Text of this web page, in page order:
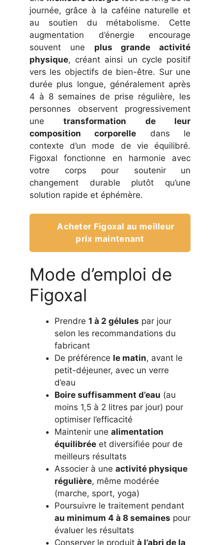
journée, grâce à la caféine naturelle et
au soutien du métabolisme. Cette
augmentation d’énergie encourage
souvent une plus grande activité
physique, créant ainsi un cycle positif
vers les objectifs de bien-être. Sur une
durée plus longue, généralement après
4 à 8 semaines de prise régulière, les
personnes observent progressivement
unetransformation de leur
composition corporelle dans le
contexte d’un mode de vie équilibré.
Figoxal fonctionne en harmonie avec
votre corps pour soutenir un
changement durable plutôt qu’une
solution rapide et éphémère.
Acheter Figoxal au meilleur
prix maintenant
Mode d’emploi de
Figoxal
Prendre 1 à 2 gélules par jour
selon les recommandations du
fabricant
De préférence le matin, avant le
petit-déjeuner, avec un verre
d’eau
Boire suffisamment d’eau (au
moins 1,5 à 2 litres par jour) pour
optimiser l’efficacité
Maintenir une alimentation
équilibrée et diversifiée pour de
meilleurs résultats
Associer à une activité physique
régulière, même modérée
(marche, sport, yoga)
Poursuivre le traitement pendant
au minimum 4 à 8 semaines pour
évaluer les résultats
Conserver le produit à l’abri de la